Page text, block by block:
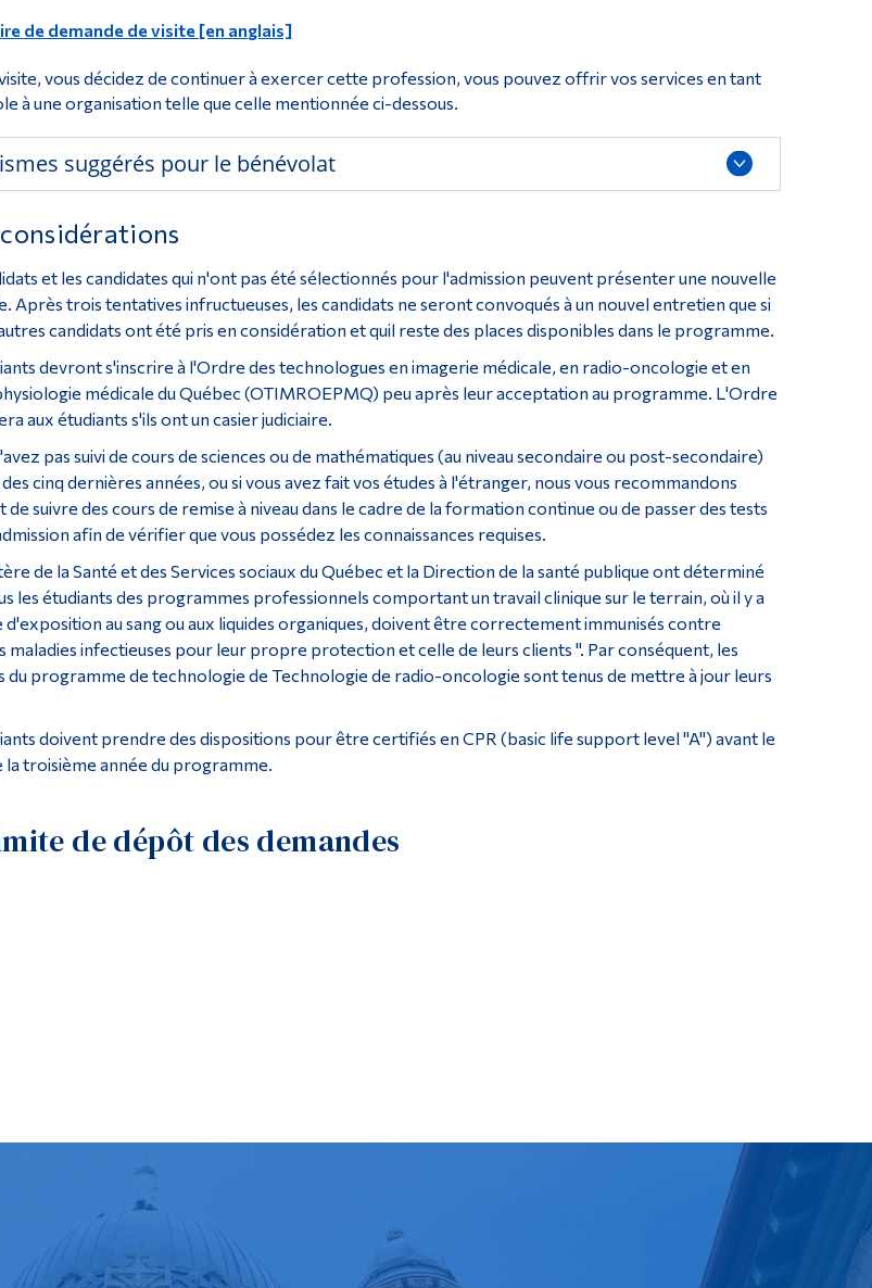
de demande de visite [en anglais]
vous décidez de continuer à exercer cette profession, vous pouvez offrir vos services en tant
à une organisation telle que celle mentionnée ci-dessous.
suggérés pour le bénévolat
et les candidates qui n'ont pas été sélectionnés pour l'admission peuvent présenter une nouvelle
Après trois tentatives infructueuses, les candidats ne seront convoqués à un nouvel entretien que si
candidats ont été pris en considération et quil reste des places disponibles dans le programme.
devront s'inscrire à l'Ordre des technologues en imagerie médicale, en radio-oncologie et en
médicale du Québec (OTIMROEPMQ) peu après leur acceptation au programme. L'Ordre
aux étudiants s'ils ont un casier judiciaire.
pas suivi de cours de sciences ou de mathématiques (au niveau secondaire ou post-secondaire)
cinq dernières années, ou si vous avez fait vos études à l'étranger, nous vous recommandons
de suivre des cours de remise à niveau dans le cadre de la formation continue ou de passer des tests
afin de vérifier que vous possédez les connaissances requises.
de la Santé et des Services sociaux du Québec et la Direction de la santé publique ont déterminé
les étudiants des programmes professionnels comportant un travail clinique sur le terrain, où il y a
d'exposition au sang ou aux liquides organiques, doivent être correctement immunisés contre
maladies infectieuses pour leur propre protection et celle de leurs clients ". Par conséquent, les
du programme de technologie de Technologie de radio-oncologie sont tenus de mettre à jour leurs
doivent prendre des dispositions pour être certifiés en CPR (basic life support level "A") avant le
la troisième année du programme.
de dépôt des demandes